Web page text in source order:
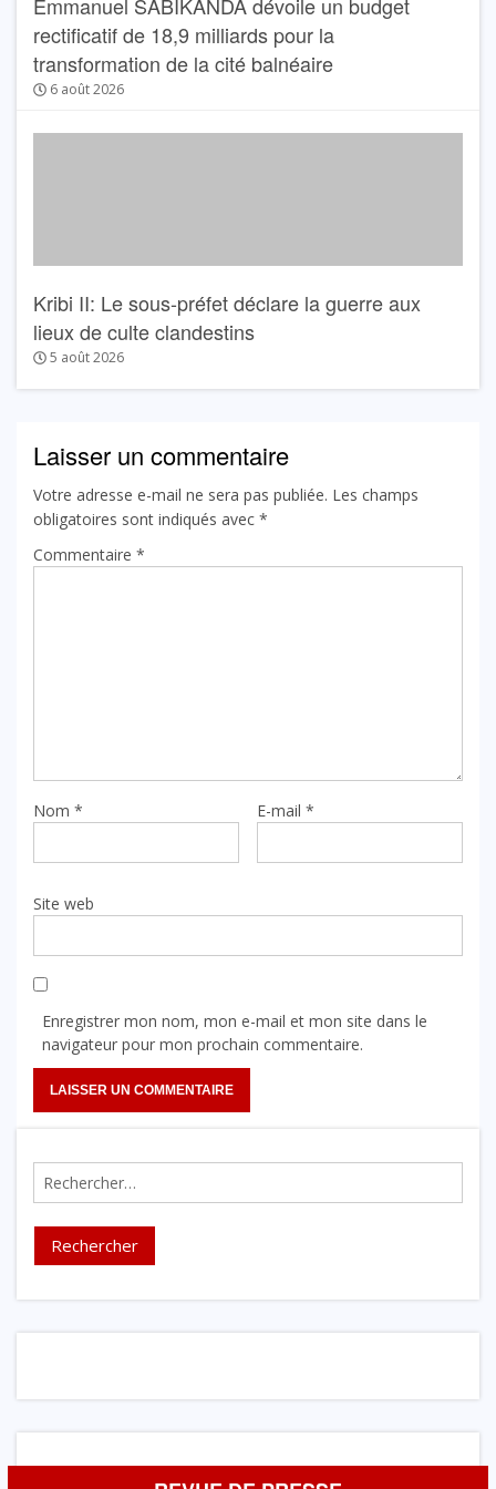
Emmanuel SABIKANDA dévoile un budget
rectificatif de 18,9 milliards pour la
transformation de la cité balnéaire
6 août 2026
Kribi II: Le sous-préfet déclare la guerre aux
lieux de culte clandestins
5 août 2026
Laisser un commentaire
Votre adresse e-mail ne sera pas publiée. Les champs
obligatoires sont indiqués avec *
Commentaire *
Nom * E-mail *
Site web
Enregistrer mon nom, mon e-mail et mon site dans le
navigateur pour mon prochain commentaire.
Rechercher :